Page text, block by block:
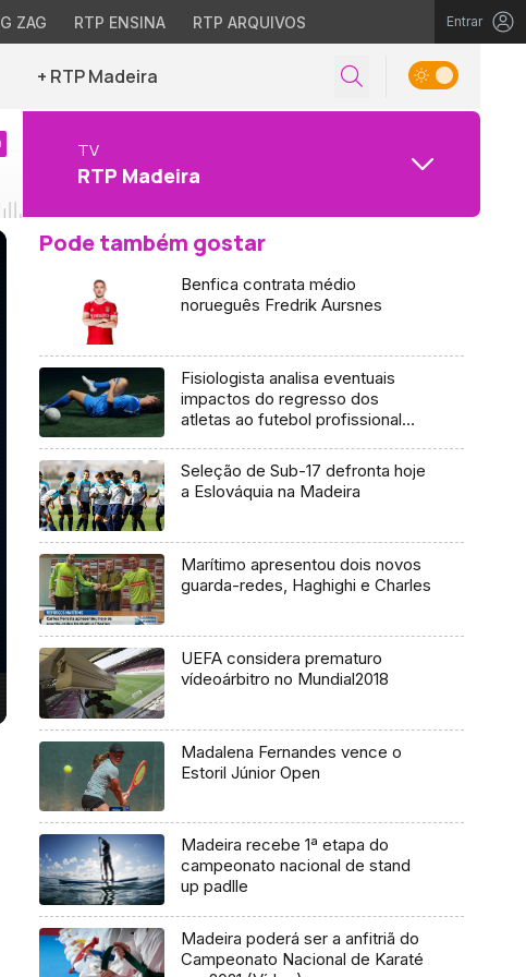
ZAG RTP ENSINA RTP ARQUIVOS Entrar
+ RTP Madeira
TV
RTP Madeira
Pode também gostar
Benfica contrata médio
norueguês Fredrik Aursnes
Fisiologista analisa eventuais
impactos do regresso dos
atletas ao futebol profissional
Seleção de Sub-17 defronta hoje
a Eslováquia na Madeira
Marítimo apresentou dois novos
guarda-redes, Haghighi e Charles
UEFA considera prematuro
vídeoárbitro no Mundial2018
Madalena Fernandes vence o
Estoril Júnior Open
Madeira recebe 1ª etapa do
campeonato nacional de stand
up padlle
Madeira poderá ser a anfitriã do
Campeonato Nacional de Karaté